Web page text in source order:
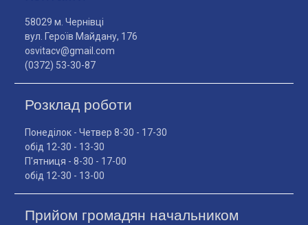
58029 м. Чернівці
вул. Героїв Майдану, 176
osvitacv@gmail.com
(0372) 53-30-87
Розклад роботи
Понеділок - Четвер 8-30 - 17-30
обід 12-30 - 13-30
П'ятниця - 8-30 - 17-00
обід 12-30 - 13-00
Прийом громадян начальником